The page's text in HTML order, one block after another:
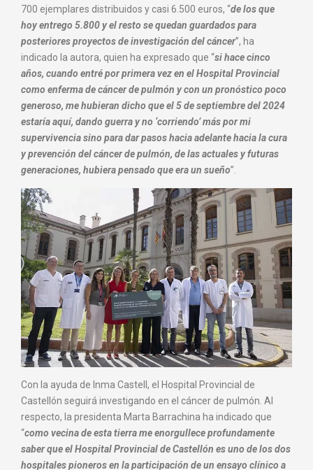
700 ejemplares distribuidos y casi 6.500 euros, “de los que
hoy entrego 5.800 y el resto se quedan guardados para
posteriores proyectos de investigación del cáncer”, ha
indicado la autora, quien ha expresado que “si hace cinco
años, cuando entré por primera vez en el Hospital Provincial
como enferma de cáncer de pulmón y con un pronóstico poco
generoso, me hubieran dicho que el 5 de septiembre del 2024
estaría aquí, dando guerra y no ‘corriendo’ más por mi
supervivencia sino para dar pasos hacia adelante hacia la cura
y prevención del cáncer de pulmón, de las actuales y futuras
generaciones, hubiera pensado que era un sueño”.
Con la ayuda de Inma Castell, el Hospital Provincial de
Castellón seguirá investigando en el cáncer de pulmón. Al
respecto, la presidenta Marta Barrachina ha indicado que
“como vecina de esta tierra me enorgullece profundamente
saber que el Hospital Provincial de Castellón es uno de los dos
hospitales pioneros en la participación de un ensayo clínico a